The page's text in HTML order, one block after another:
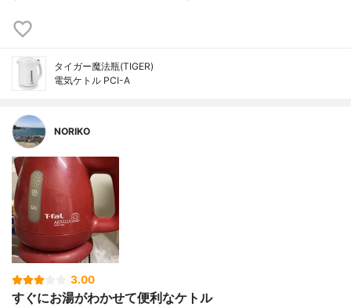
タイガー魔法瓶(TIGER)
電気ケトル PCI-A
NORIKO
3.00
すぐにお湯がわかせて便利なケトル